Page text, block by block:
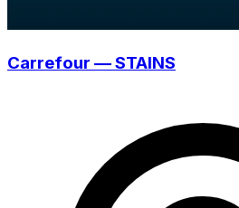
Carrefour — STAINS